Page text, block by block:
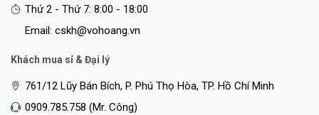
Thứ 2 - Thứ 7: 8:00 - 18:00
Email: cskh@vohoang.vn
Khách mua sỉ & Đại lý
761/12 Lũy Bán Bích, P. Phú Thọ Hòa, TP. Hồ Chí Minh
0909.785.758 (Mr. Công)